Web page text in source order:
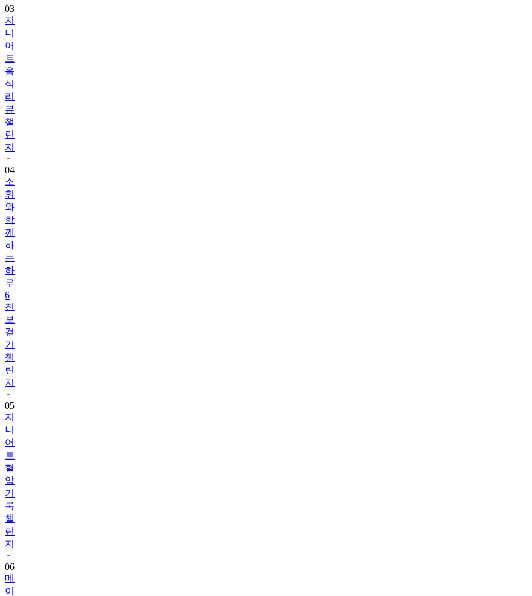
03
지
니
어
트
음
식
리
뷰
챌
린
지
04
소
휘
와
함
께
하
는
하
루
6
천
보
걷
기
챌
린
지
05
지
니
어
트
혈
압
기
록
챌
린
지
06
메
이